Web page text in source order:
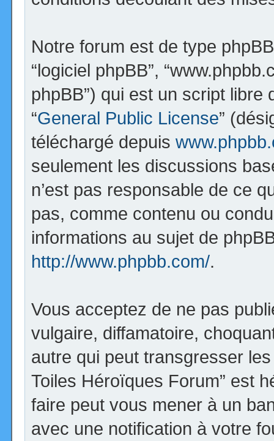
Notre forum est de type phpBB
“logiciel phpBB”,
phpBB”) qui est un script
“General Public License”
téléchargé depuis
seulement les discussions
n’est pas responsable de ce
pas, comme contenu ou
informations au sujet de
http://www.phpbb.com/.
Vous acceptez de ne pas
vulgaire, diffamatoire,
autre qui peut transgresser
Toiles Héroïques Forum” est
faire peut vous mener à un
avec une notification à votre